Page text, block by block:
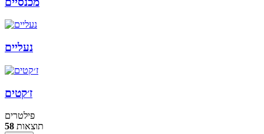
נעליים
ז׳קטים
פילטרים
58 תוצאות